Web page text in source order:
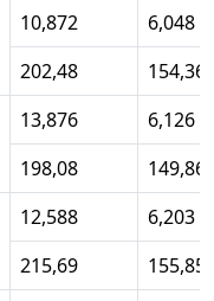
10,872
6,048
202,48
154,36
13,876
6,126
198,08
149,86
12,588
6,203
215,69
155,85